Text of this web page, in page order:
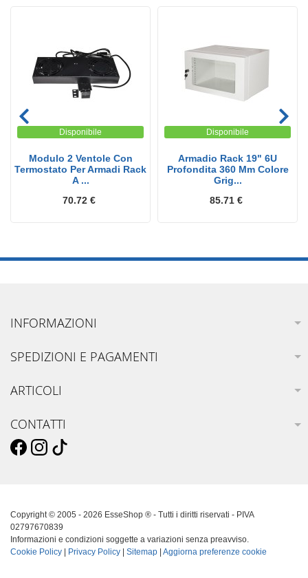
Disponibile
Modulo 2 Ventole Con
Termostato Per Armadi Rack
A ...
70.72 €
Disponibile
Armadio Rack 19" 6U
Profondita 360 Mm Colore
Grig...
85.71 €
INFORMAZIONI
SPEDIZIONI E PAGAMENTI
ARTICOLI
CONTATTI
Copyright © 2005 - 2026 EsseShop ® - Tutti i diritti riservati - PIVA
02797670839
Informazioni e condizioni soggette a variazioni senza preavviso.
Cookie Policy
Privacy Policy Sitemap Aggiorna preferenze cookie